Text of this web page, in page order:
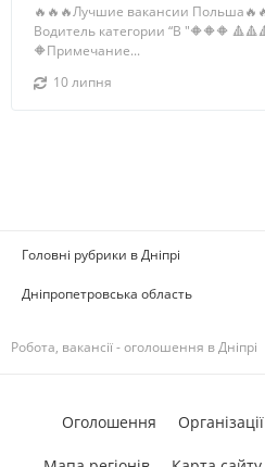
🔥🔥🔥Лучшие вакансии
Водитель категории “B "🔶🔶🔶
🔶Примечание...
10 липня
Головні рубрики в Дніпрі
Дніпропетровська область
Робота, вакансії - оголошення в Дніпрі
Оголошення Організації